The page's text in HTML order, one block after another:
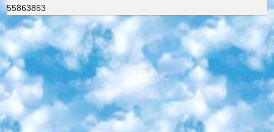
55863853